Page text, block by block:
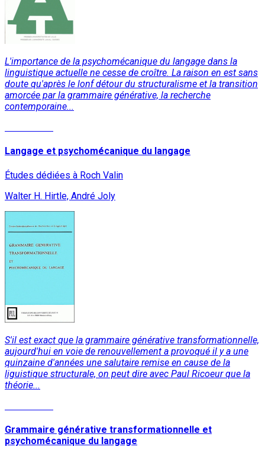
L'importance de la psychomécanique du langage dans la
linguistique actuelle ne cesse de croître. La raison en est sans
doute qu'après le lonf détour du structuralisme et la transition
amorcée par la grammaire générative, la recherche
contemporaine...
Langage et psychomécanique du langage
Études dédiées à Roch Valin
Walter H. Hirtle, André Joly
S'il est exact que la grammaire générative transformationnelle,
aujourd'hui en voie de renouvellement a provoqué il y a une
quinzaine d'années une salutaire remise en cause de la
liguistique structurale, on peut dire avec Paul Ricoeur que la
théorie...
Grammaire générative transformationnelle et
psychomécanique du langage